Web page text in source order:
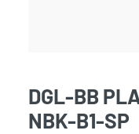
DGL-BB
NBK-B1-SP